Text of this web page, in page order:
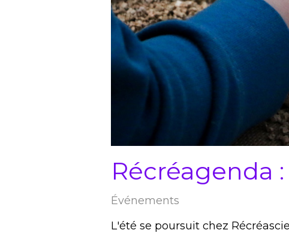
Récréagenda
Événements
L'été se poursuit chez